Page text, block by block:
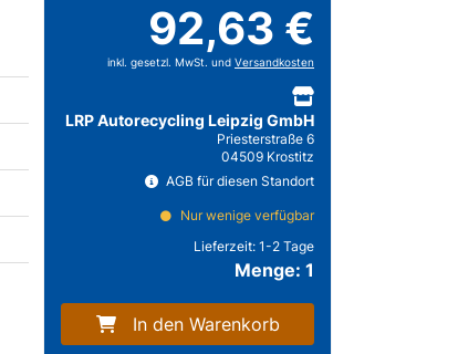
92,63 €
inkl. gesetzl. MwSt. und Versandkosten
LRP Autorecycling Leipzig GmbH
Priesterstraße 6
04509 Krostitz
AGB für diesen Standort
Nur wenige verfügbar
Lieferzeit: 1-2 Tage
Menge: 1
In den Warenkorb